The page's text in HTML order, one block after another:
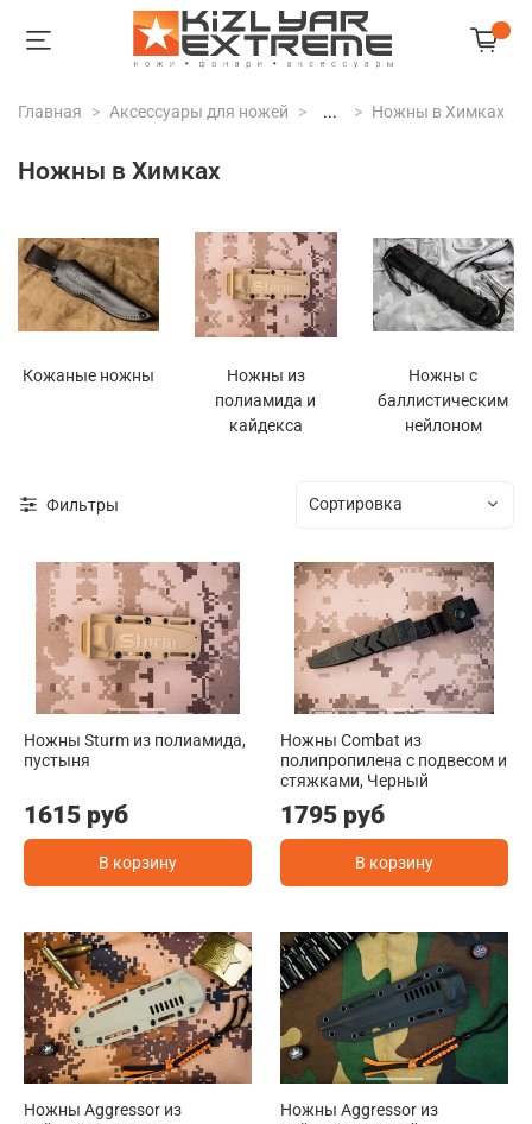
Главная Аксессуары для ножей ... Ножны в Химках
Ножны в Химках
Кожаные ножны
Ножны из
полиамида и
кайдекса
Ножны с
баллистическим
нейлоном
Фильтры
Ножны Sturm из полиамида,
пустыня
1615 руб
В корзину
Ножны Combat из
полипропилена с подвесом и
стяжками, Черный
1795 руб
В корзину
Ножны Aggressor из
Ножны Aggressor из